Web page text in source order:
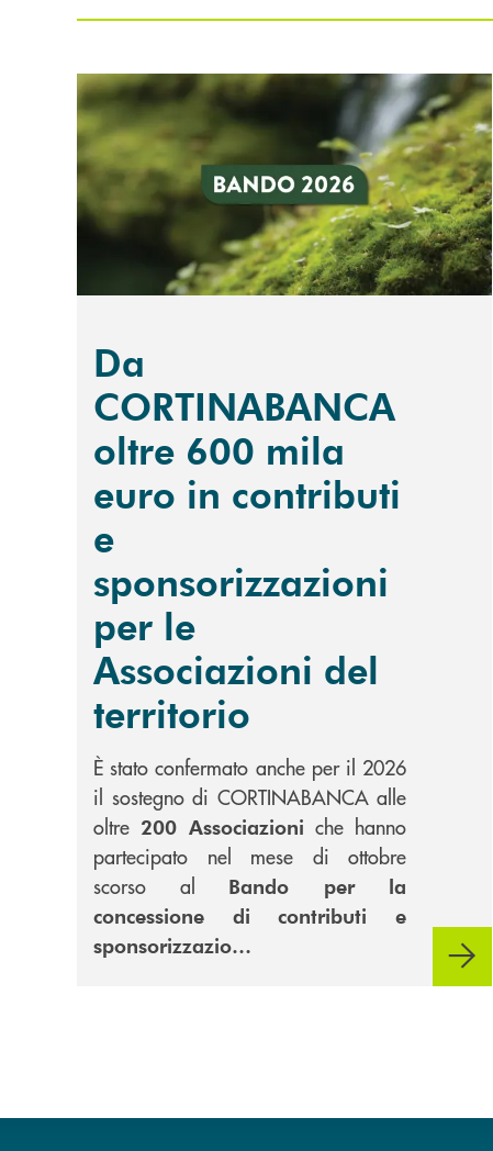
Scopri di più Da CORTINABANCA oltre 600
Da
CORTINABANCA
oltre 600 mila
euro in contributi
e
sponsorizzazioni
per le
Associazioni del
territorio
È stato confermato anche per il 2026
il sostegno di CORTINABANCA alle
oltre 200 Associazioni che hanno
partecipato nel mese di ottobre
scorso al Bando per la
concessione di contributi e
sponsorizzazio…